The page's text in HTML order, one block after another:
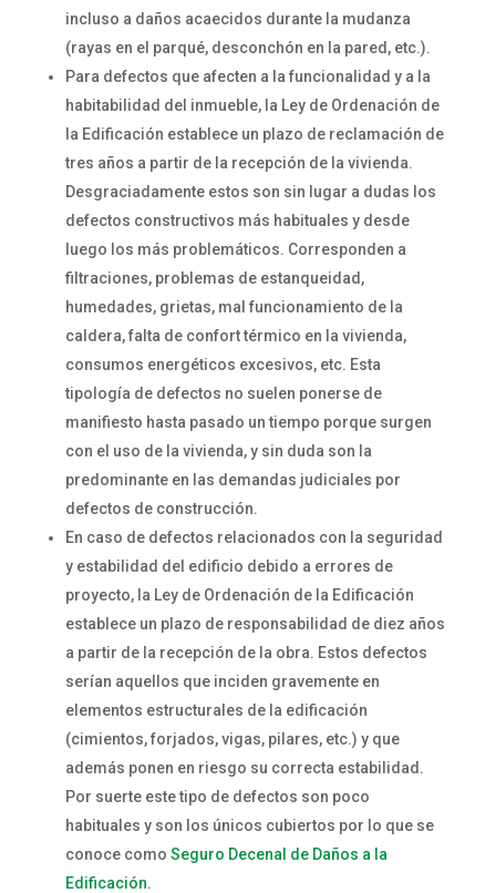
incluso a daños acaecidos durante la mudanza
(rayas en el parqué, desconchón en la pared, etc.).
Para defectos que afecten a la funcionalidad y a la
habitabilidad del inmueble, la Ley de Ordenación de
la Edificación establece un plazo de reclamación de
tres años a partir de la recepción de la vivienda.
Desgraciadamente estos son sin lugar a dudas los
defectos constructivos más habituales y desde
luego los más problemáticos. Corresponden a
filtraciones, problemas de estanqueidad,
humedades, grietas, mal funcionamiento de la
caldera, falta de confort térmico en la vivienda,
consumos energéticos excesivos, etc. Esta
tipología de defectos no suelen ponerse de
manifiesto hasta pasado un tiempo porque surgen
con el uso de la vivienda, y sin duda son la
predominante en las demandas judiciales por
defectos de construcción.
En caso de defectos relacionados con la seguridad
y estabilidad del edificio debido a errores de
proyecto, la Ley de Ordenación de la Edificación
establece un plazo de responsabilidad de diez años
a partir de la recepción de la obra. Estos defectos
serían aquellos que inciden gravemente en
elementos estructurales de la edificación
(cimientos, forjados, vigas, pilares, etc.) y que
además ponen en riesgo su correcta estabilidad.
Por suerte este tipo de defectos son poco
habituales y son los únicos cubiertos por lo que se
conoce como Seguro Decenal de Daños a la
Edificación.